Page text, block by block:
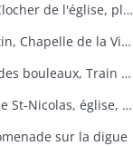
Reiningue : Couvent de l'Oelenberg, Clocher de l'église, plan d'eau, cour de ferme
Spechbach-le-Haut : Eglise Saint-Martin, Chapelle de la Vierge, Christ du dimanche des rameaux sur l'âne, Vierge de la Pitié
Guewenheim : Chapelle Notre-Dame des bouleaux, Train de la Doller, lavoir, pierre borne, mur cimetière, Calvaire 1857 avec décorations florales
Schweighouse : vue générale, vitrail de St-Nicolas, église, la Doller
sur la digue